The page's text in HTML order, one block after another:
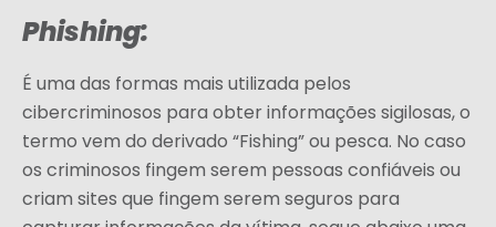
Phishing:
É uma das formas mais utilizada pelos
cibercriminosos para obter informações sigilosas, o
termo vem do derivado “Fishing” ou pesca. No caso
os criminosos fingem serem pessoas confiáveis ou
criam sites que fingem serem seguros para